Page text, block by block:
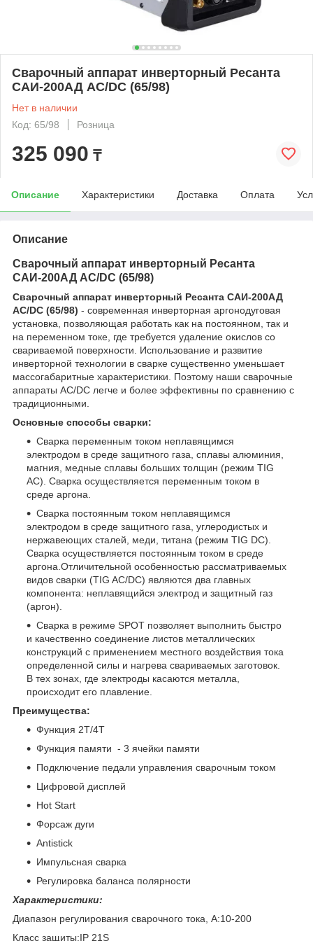
Сварочный аппарат инверторный Ресанта
САИ-200АД АС/DC (65/98)
Нет в наличии
Код: 65/98
Розница
325 090 ₸
Описание Характеристики Доставка Оплата
Описание
Сварочный аппарат инверторный Ресанта
САИ-200АД АС/DC (65/98)
Сварочный аппарат инверторный Ресанта САИ-200АД
АС/DC (65/98) - современная инверторная аргонодуговая
установка, позволяющая работать как на постоянном, так и
на переменном токе, где требуется удаление окислов со
свариваемой поверхности. Использование и развитие
инверторной технологии в сварке существенно уменьшает
массогабаритные характеристики. Поэтому наши сварочные
аппараты AC/DC легче и более эффективны по сравнению с
традиционными.
Основные способы сварки:
Сварка переменным током неплавящимся
электродом в среде защитного газа, сплавы алюминия,
магния, медные сплавы больших толщин (режим TIG
АC). Сварка осуществляется переменным током в
среде аргона.
Сварка постоянным током неплавящимся
электродом в среде защитного газа, углеродистых и
нержавеющих сталей, меди, титана (режим TIG DC).
Сварка осуществляется постоянным током в среде
аргона.Отличительной особенностью рассматриваемых
видов сварки (TIG AC/DC) являются два главных
компонента: неплавящийся электрод и защитный газ
(аргон).
Сварка в режиме SPOT позволяет выполнить быстро
и качественно соединение листов металлических
конструкций с применением местного воздействия тока
определенной силы и нагрева свариваемых заготовок.
В тех зонах, где электроды касаются металла,
происходит его плавление.
Преимущества:
Функция 2Т/4Т
Функция памяти - 3 ячейки памяти
Подключение педали управления сварочным током
Цифровой дисплей
Hot Start
Форсаж дуги
Antistick
Импульсная сварка
Регулировка баланса полярности
Характеристики:
Диапазон регулирования сварочного тока, А:10-200
Класс защиты:IP 21S